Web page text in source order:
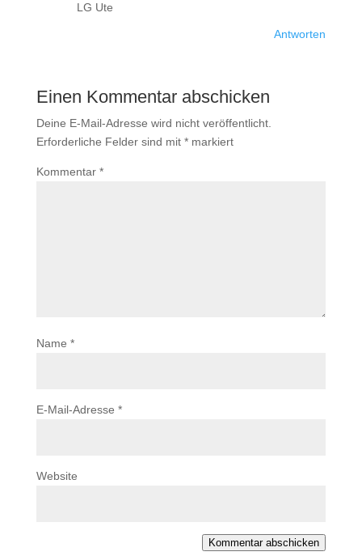
LG Ute
Antworten
Einen Kommentar abschicken
Deine E-Mail-Adresse wird nicht veröffentlicht.
Erforderliche Felder sind mit *markiert
Kommentar *
Name *
E-Mail-Adresse *
Website
Kommentar abschicken